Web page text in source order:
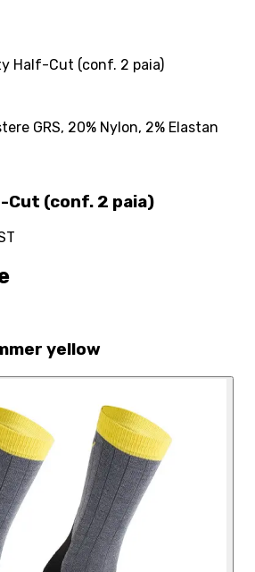
Half-Cut (conf. 2 paia)
GRS, 20% Nylon, 2% Elastan
Cut (conf. 2 paia)
yellow